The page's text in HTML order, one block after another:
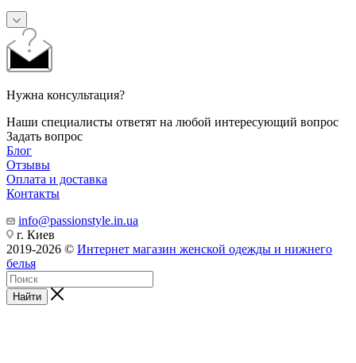
Нужна консультация?
Наши специалисты ответят на любой интересующий вопрос
Задать вопрос
Блог
Отзывы
Оплата и доставка
Контакты
info@passionstyle.in.ua
г. Киев
2019-2026 © Интернет магазин женской одежды и нижнего
белья
Найти